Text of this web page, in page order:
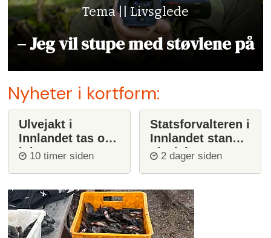
Tema || Livsglede
– Jeg vil stupe med støvlene på
Nyheter i kortform:
Ulvejakt i
Innlandet tas opp
igjen
10 timer siden
Statsforvalteren i
Innlandet stanser
ulvejakt
2 dager siden